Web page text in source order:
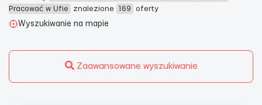
Pracować w Ufie
znalezione 169
oferty
Wyszukiwanie na mapie
Zaawansowane wyszukiwanie